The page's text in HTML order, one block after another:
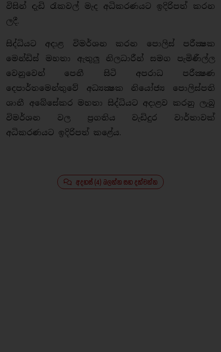
විසින් දැඩි රැකවල් මැද අධිකරණයට ඉදිරිපත් කරන
ලදී.
සිද්ධියට අදාළ විමර්ශන කරන පොලිස් පරීක්‍ෂක
මෙන්ඩිස් මහතා ඇතුලු නිලධාරීන් සමග පැමිණීල්ල
වෙනුවෙන් පෙනී සිටි අපරාධ පරීක්‍ෂණ
දෙපාර්තමෙන්තුවේ අධ්‍යක්‍ෂක නියෝජ්‍ය පොලිස්පති
ශානී අබේසේකර මහතා සිද්ධියට අදාළව කරනු ලැබු
විමර්ශන වල ප‍්‍රගතිය වැඩිදුර වාර්තාවක්
අධිකරණයට ඉදිරිපත් කළේය.
අදහස් (4) බලන්න සහ දක්වන්න